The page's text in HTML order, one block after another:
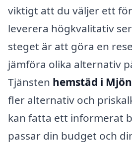
viktigt att du väljer ett
leverera högkvalitativ
steget är att göra en
jämföra olika alternativ
Tjänsten hemstäd i
fler alternativ och
kan fatta ett informerat
passar din budget och